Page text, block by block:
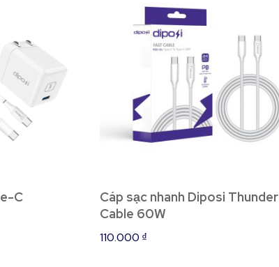
C
Cáp sạc nhanh Diposi Thunder
Cable 60W
110.000 ₫